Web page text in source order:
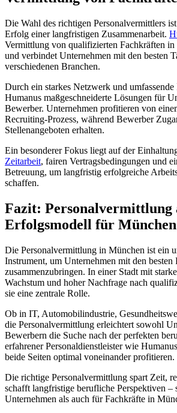
Die Wahl des richtigen Personalvermittlers
Erfolg einer langfristigen Zusammenarbeit.
Vermittlung von qualifizierten Fachkräften
und verbindet Unternehmen mit den besten
verschiedenen Branchen.
Durch ein starkes Netzwerk und
Humanus maßgeschneiderte Lösungen für
Bewerber. Unternehmen profitieren von
Recruiting-Prozess, während Bewerber
Stellenangeboten erhalten.
Ein besonderer Fokus liegt auf der
Zeitarbeit, fairen Vertragsbedingungen und
Betreuung, um langfristig erfolgreiche
schaffen.
Fazit: Personalvermittlung
Erfolgsmodell für München
Die Personalvermittlung in München ist ein
Instrument, um Unternehmen mit den besten
zusammenzubringen. In einer Stadt mit
Wachstum und hoher Nachfrage nach
sie eine zentrale Rolle.
Ob in IT, Automobilindustrie,
die Personalvermittlung erleichtert sowohl
Bewerbern die Suche nach der perfekten
erfahrener Personaldienstleister wie
beide Seiten optimal voneinander profitieren.
Die richtige Personalvermittlung spart Zeit,
schafft langfristige berufliche Perspektiven –
Unternehmen als auch für Fachkräfte in